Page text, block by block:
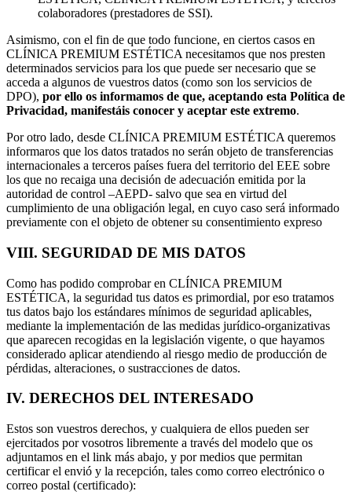
colaboradores (prestadores de SSI).
Asimismo, con el fin de que todo funcione, en ciertos casos en
CLÍNICA PREMIUM ESTÉTICA necesitamos que nos presten
determinados servicios para los que puede ser necesario que se
acceda a algunos de vuestros datos (como son los servicios de
DPO), por ello os informamos de que, aceptando esta Política de
Privacidad, manifestáis conocer y aceptar este extremo.
Por otro lado, desde CLÍNICA PREMIUM ESTÉTICA queremos
informaros que los datos tratados no serán objeto de transferencias
internacionales a terceros países fuera del territorio del EEE sobre
los que no recaiga una decisión de adecuación emitida por la
autoridad de control –AEPD- salvo que sea en virtud del
cumplimiento de una obligación legal, en cuyo caso será informado
previamente con el objeto de obtener su consentimiento expreso
VIII. SEGURIDAD DE MIS DATOS
Como has podido comprobar en CLÍNICA PREMIUM
ESTÉTICA, la seguridad tus datos es primordial, por eso tratamos
tus datos bajo los estándares mínimos de seguridad aplicables,
mediante la implementación de las medidas jurídico-organizativas
que aparecen recogidas en la legislación vigente, o que hayamos
considerado aplicar atendiendo al riesgo medio de producción de
pérdidas, alteraciones, o sustracciones de datos.
IV. DERECHOS DEL INTERESADO
Estos son vuestros derechos, y cualquiera de ellos pueden ser
ejercitados por vosotros libremente a través del modelo que os
adjuntamos en el link más abajo, y por medios que permitan
certificar el envió y la recepción, tales como correo electrónico o
correo postal (certificado):